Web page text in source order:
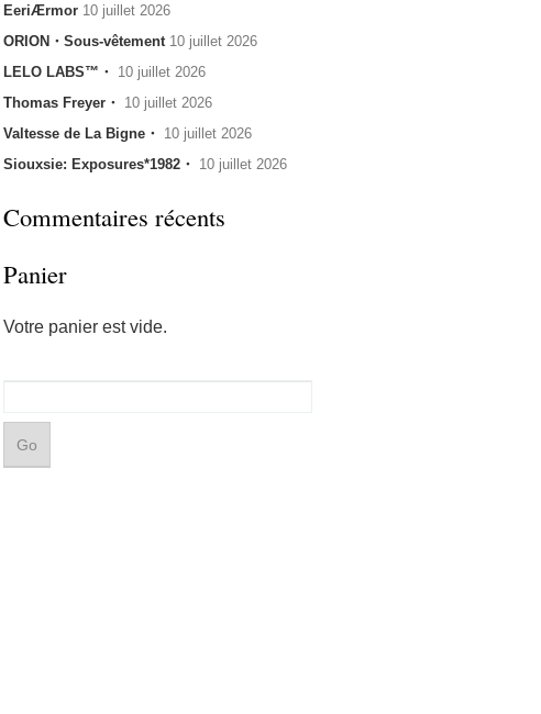
EeriÆrmor 10 juillet 2026
ORION・Sous-vêtement 10 juillet 2026
LELO LABS™・ 10 juillet 2026
Thomas Freyer・ 10 juillet 2026
Valtesse de La Bigne・ 10 juillet 2026
Siouxsie: Exposures*1982・ 10 juillet 2026
Commentaires récents
Panier
Votre panier est vide.